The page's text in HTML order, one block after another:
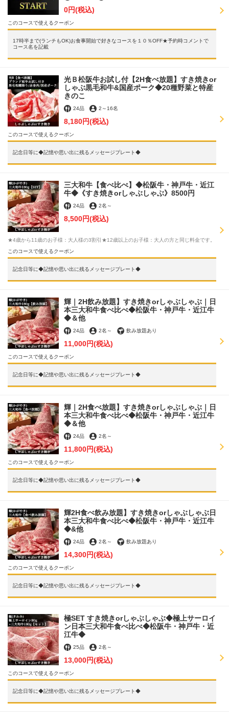
0円(税込)
このコースで使えるクーポン
17時半まで(ランチもOK)お食事開始で好きなコースを１０％OFF★予約時コメントで
コース名を記載
光Ｂ松阪牛お試し付【2H食べ放題】すき焼きor
しゃぶ黒毛和牛&国産ポーク◆20種野菜と特産
きのこ
24品 2 ～ 16名
8,180円(税込)
このコースで使えるクーポン
記念日等に◆記憶や思い出に残るメッセージプレート◆
三大和牛【食べ比べ】◆松阪牛・神戸牛・近江
牛◆《すき焼きorしゃぶしゃぶ》8500円
24品 2名 ～
8,500円(税込)
★4歳から11歳のお子様：大人様の3割引★12歳以上のお子様：大人の方と同じ料金です。
このコースで使えるクーポン
記念日等に◆記憶や思い出に残るメッセージプレート◆
輝｜2H飲み放題】すき焼きorしゃぶしゃぶ｜日
本三大和牛食べ比べ◆松阪牛・神戸牛・近江牛
◆＆他
24品 2名 ～ 飲み放題あり
11,000円(税込)
このコースで使えるクーポン
記念日等に◆記憶や思い出に残るメッセージプレート◆
輝｜2H食べ放題】すき焼きorしゃぶしゃぶ｜日
本三大和牛食べ比べ◆松阪牛・神戸牛・近江牛
◆＆他
24品 2名 ～
11,800円(税込)
このコースで使えるクーポン
記念日等に◆記憶や思い出に残るメッセージプレート◆
輝2H食べ飲み放題】すき焼きorしゃぶしゃぶ日
本三大和牛食べ比べ◆松阪牛・神戸牛・近江牛
◆&他
24品 2名 ～ 飲み放題あり
14,300円(税込)
このコースで使えるクーポン
記念日等に◆記憶や思い出に残るメッセージプレート◆
極SET すき焼きorしゃぶしゃぶ◆極上サーロイ
ン日本三大和牛食べ比べ◆松阪牛・神戸牛・近
江牛◆
25品 2名 ～
13,000円(税込)
このコースで使えるクーポン
記念日等に◆記憶や思い出に残るメッセージプレート◆
この店舗情報をシェアする
コース | 銀座しゃぶ輝 銀座駅前店 完全個室 黒毛和牛しゃ
ぶしゃぶ・すき焼き専門店
東京都中央区銀座５－９－５ チアーズ銀座８F
https://ginza-shabuki-ginzaekimae.owst.jp/courses